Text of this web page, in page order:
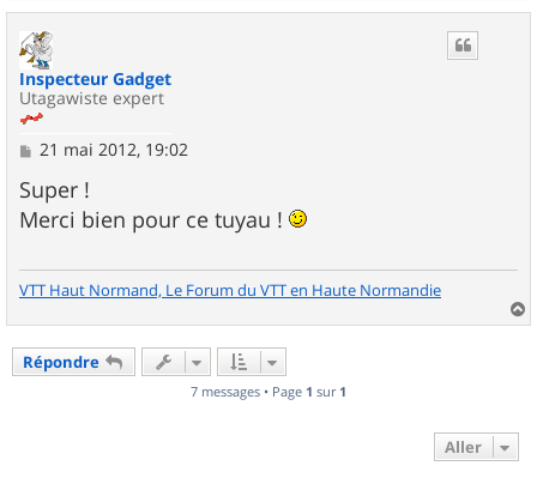
Inspecteur Gadget
Utagawiste expert
M
s
s
a
21 mai 2012, 19:02
Super !
Merci bien pour ce tuyau !
VTT Haut Normand, Le Forum du VTT en Haute Normandie
a
Répondre
7 messages • Page 1 sur 1
Aller